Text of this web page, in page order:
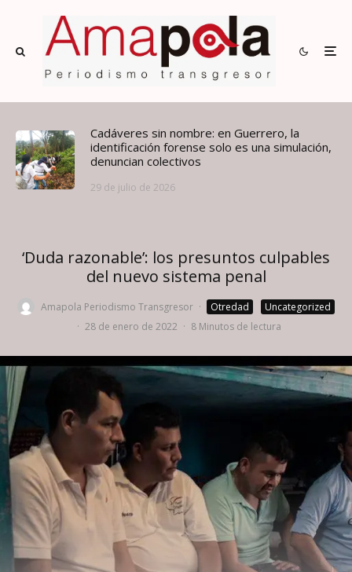
Cadáveres sin nombre: en Guerrero, la
identificación forense solo es una simulación,
denuncian colectivos
29 de julio de 2026
‘Duda razonable’: los presuntos culpables
del nuevo sistema penal
Amapola Periodismo Transgresor · Otredad
Uncategorized
· 28 de enero de 2022 · 8 Minutos de lectura